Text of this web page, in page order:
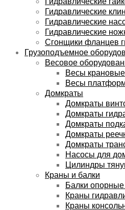
Гидравлические
Гидравлические
Гидравлические
Сгонщики фланцев
Грузоподъемное
Весовое
Весы крановые
Весы
Домкраты
Домкраты
Домкраты
Домкраты
Домкраты
Домкраты
Насосы для
Цилиндры
Краны и балки
Балки
Краны
Краны